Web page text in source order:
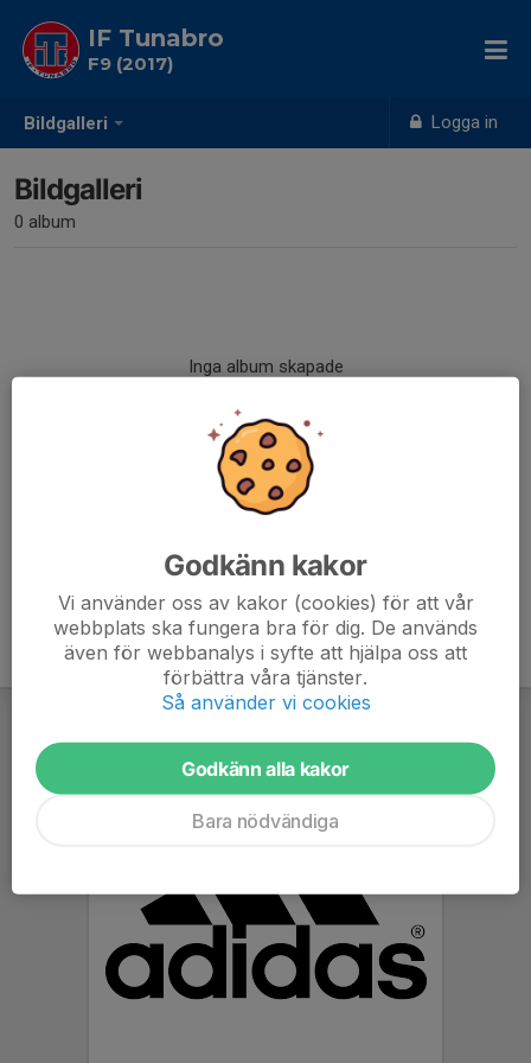
Bildgalleri Logga in
IF Tunabro
F9 (2017)
Bildgalleri
0 album
Inga album skapade
Godkänn kakor
Vi använder oss av kakor (cookies) för att vår
webbplats ska fungera bra för dig. De används
även för webbanalys i syfte att hjälpa oss att
förbättra våra tjänster.
Så använder vi cookies
Godkänn alla kakor
Bara nödvändiga